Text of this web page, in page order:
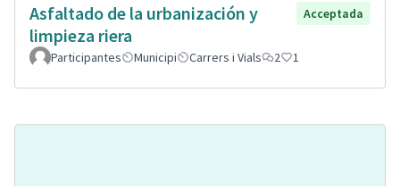
Asfaltado de la urbanización y
limpieza riera
Acceptada
Participantes Municipi Carrers i Vials 2 1